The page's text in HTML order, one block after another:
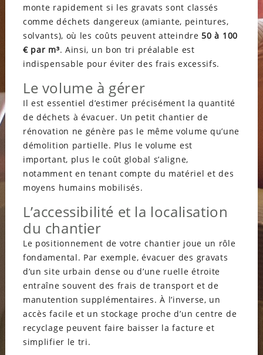
monte rapidement si les gravats sont classés
comme déchets dangereux (amiante, peintures,
solvants), où les coûts peuvent atteindre 50 à 100
€ par m³. Ainsi, un bon tri préalable est
indispensable pour éviter des frais excessifs.
Le volume à gérer
Il est essentiel d’estimer précisément la quantité
de déchets à évacuer. Un petit chantier de
rénovation ne génère pas le même volume qu’une
démolition partielle. Plus le volume est
important, plus le coût global s’aligne,
notamment en tenant compte du matériel et des
moyens humains mobilisés.
L’accessibilité et la localisation
du chantier
Le positionnement de votre chantier joue un rôle
fondamental. Par exemple, évacuer des gravats
d’un site urbain dense ou d’une ruelle étroite
entraîne souvent des frais de transport et de
manutention supplémentaires. À l’inverse, un
accès facile et un stockage proche d’un centre de
recyclage peuvent faire baisser la facture et
simplifier le tri.